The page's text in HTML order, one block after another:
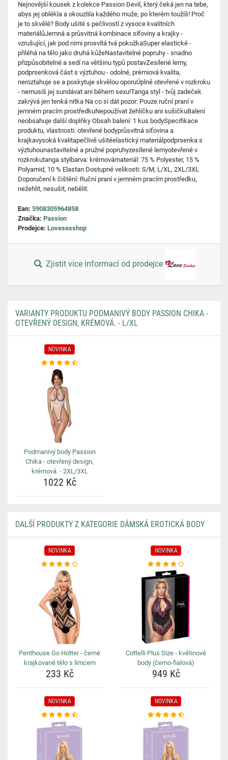
Nejnovější kousek z kolekce Passion Devil, který čeká jen na tebe,
abys jej oblékla a okouzlila každého muže, po kterém toužíš! Proč
je to skvělé? Body ušité s pečlivostí z vysoce kvalitních
materiálůJemná a průsvitná kombinace síťoviny a krajky -
vzrušující, jak pod nimi prosvítá tvá pokožkaSuper elastické -
přiléhá na tělo jako druhá kůžeNastavitelné popruhy - snadno
přizpůsobitelné a sedí na většinu typů postavZesílené lemy,
podprsenková část s výztuhou - odolné, prémiová kvalita,
neroztahuje se a poskytuje skvělou oporuÚplně otevřené v rozkroku
- nemusíš jej sundávat ani během sexu!Tanga styl - tvůj zadeček
zakrývá jen tenká nitka Na co si dát pozor: Pouze ruční praní v
jemném pracím prostředkuNepoužívat žehličku ani sušičkuBalení
neobsahuje další doplňky Obsah balení: 1 kus bodySpecifikace
produktu, vlastnosti: otevřené bodyprůsvitná síťovina a
krajkavysoká kvalitapečlivě ušitéelastický materiálpodprsenka s
výztuhounastavitelné a pružné popruhyzesílené lemyotevřené v
rozkrokutanga stylbarva: krémovámateriál: 75 % Polyester, 15 %
Polyamid, 10 % Elastan Dostupné velikosti: S/M, L/XL, 2XL/3XL
Doporučení k čištění: Ruční praní v jemném pracím prostředku,
nežehlit, nesušit, nebělit.
Ean: 5908305964858
Značka: Passion
Prodejce: Lovesexshop
Zjistit více informací od prodejce
VARIANTY PRODUKTU PODMANIVÝ BODY PASSION CHIKA -
OTEVŘENÝ DESIGN, KRÉMOVÁ. - L/XL
NOVINKA
Podmanivý body Passion
Chika - otevřený design,
krémová. - 2XL/3XL
1022 Kč
DALŠÍ PRODUKTY Z KATEGORIE DÁMSKÁ EROTICKÁ BODY
NOVINKA
Penthouse Go Hotter - černé
krajkované tělo s límcem
233 Kč
NOVINKA
Cottelli Plus Size - květinové
body (černo-fialová)
949 Kč
NOVINKA NOVINKA